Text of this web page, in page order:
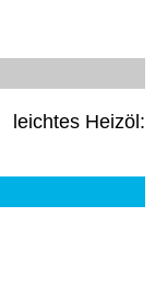
leichtes Heizöl: